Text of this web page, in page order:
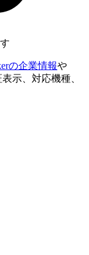
の企業情報や
示、対応機種、